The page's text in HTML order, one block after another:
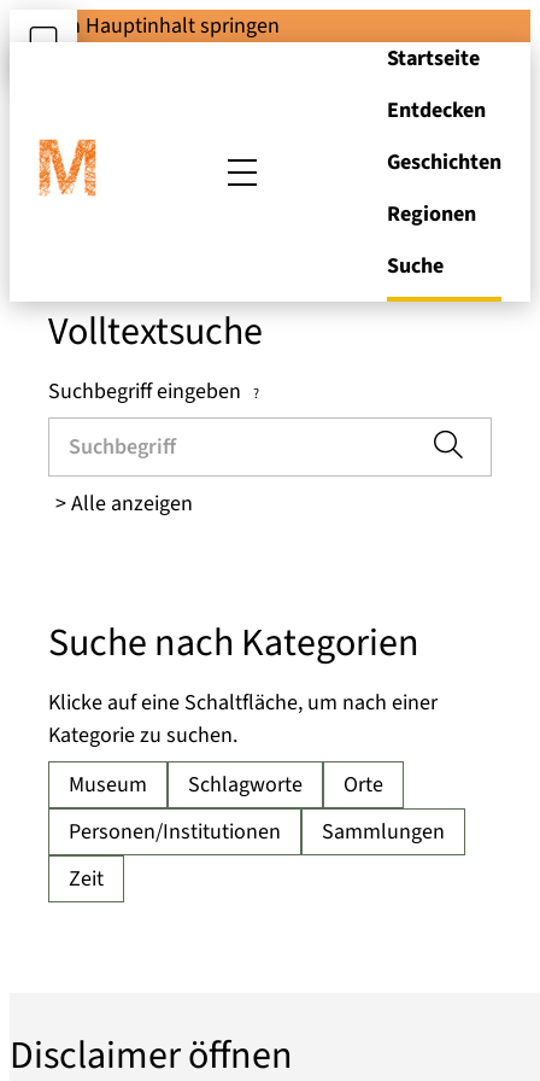
Zum Hauptinhalt springen
Startseite
Entdecken
Geschichten
Regionen
Suche
Suchen und Stöbern
in den Brandenburger
Volltextsuche
Suche nach Kategorien
Klicke auf eine Schaltfläche, um nach einer
Kategorie zu suchen.
Disclaimer öffnen